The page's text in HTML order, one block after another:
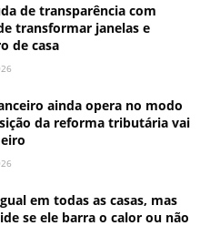
de transparência com
transformar janelas e
de casa
ainda opera no modo
da reforma tributária vai
em todas as casas, mas
se ele barra o calor ou não